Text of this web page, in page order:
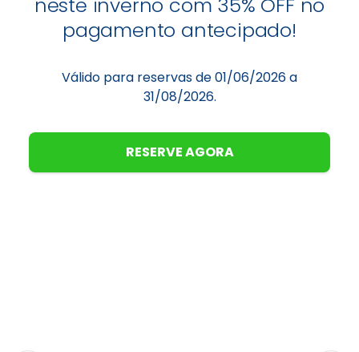
pagamento antecipado!
Válido para reservas de 01/06/2026 a
31/08/2026.
RESERVE AGORA